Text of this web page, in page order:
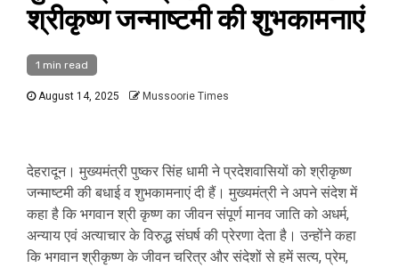
श्रीकृष्ण जन्माष्टमी की शुभकामनाएं
1 min read
August 14, 2025 Mussoorie Times
देहरादून। मुख्यमंत्री पुष्कर सिंह धामी ने प्रदेशवासियों को श्रीकृष्ण
जन्माष्टमी की बधाई व शुभकामनाएं दी हैं। मुख्यमंत्री ने अपने संदेश में
कहा है कि भगवान श्री कृष्ण का जीवन संपूर्ण मानव जाति को अधर्म,
अन्याय एवं अत्याचार के विरुद्ध संघर्ष की प्रेरणा देता है। उन्होंने कहा
कि भगवान श्रीकृष्ण के जीवन चरित्र और संदेशों से हमें सत्य, प्रेम,